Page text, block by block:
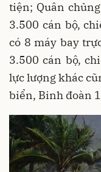
tiện; Quân
3.500 cán bộ,
có 8 máy bay
3.500 cán bộ,
lực lượng khác
biển, Binh đoàn